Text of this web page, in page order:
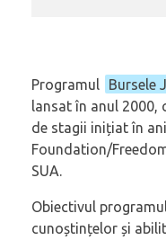
Programul Bursele
lansat în anul 2000,
de stagii inițiat în
Foundation/
SUA.
Obiectivul
cunoștințelor și